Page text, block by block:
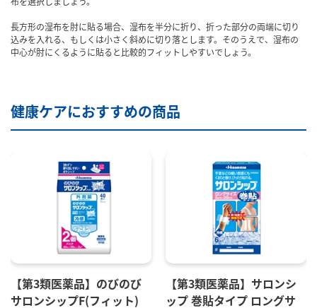
長方形の湿布を肘に貼る場合、湿布を半分に折り、折った部分の両端に切り
込みを入れる、もしくは小さく斜めに切り落とします。そのうえで、湿布の
中心が肘にくるように貼ると比較的フィットしやすいでしょう。
健康ケアにおすすめの商品
【第3類医薬品】のびのび
サロンシップF(フィット)
【第3類医薬品】サロンシ
ップ 巻貼タイプ ロングサ